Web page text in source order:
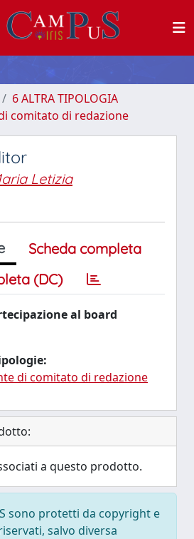
6 ALTRA TIPOLOGIA
comitato di redazione
Letizia
Scheda completa
(DC)
al board
di comitato di redazione
a questo prodotto.
sono protetti da copyright e
salvo diversa